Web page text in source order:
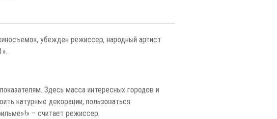
убежден режиссер, народный артист
Здесь масса интересных городов и
натурные декорации, пользоваться
– считает режиссер.